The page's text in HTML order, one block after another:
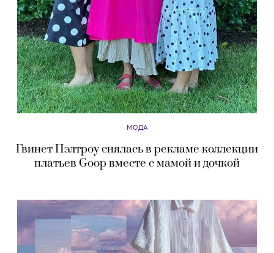
МОДА
Гвинет Пэлтроу снялась в рекламе коллекции
платьев Goop вместе с мамой и дочкой